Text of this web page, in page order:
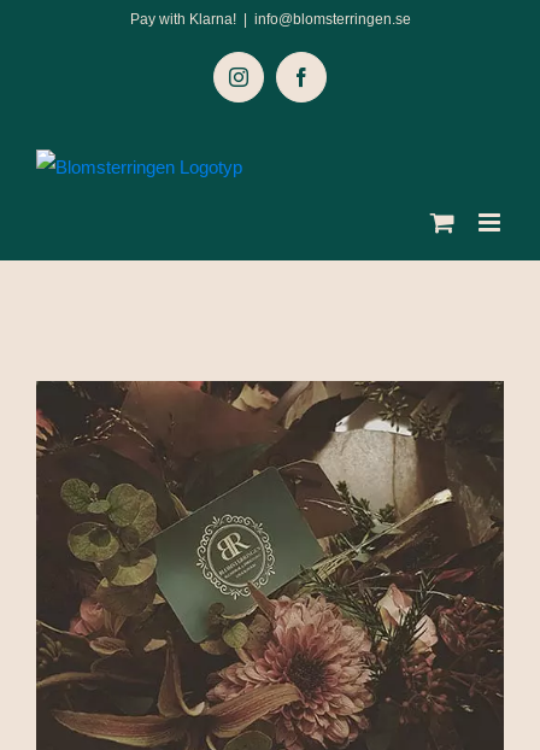
Pay with Klarna! info@blomsterringen.se
InstagramFacebook